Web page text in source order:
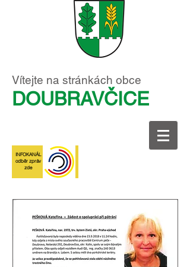
Vítejte na stránkách obce
DOUBRAVČICE
INFOKANÁL
odběr zpráv
zde